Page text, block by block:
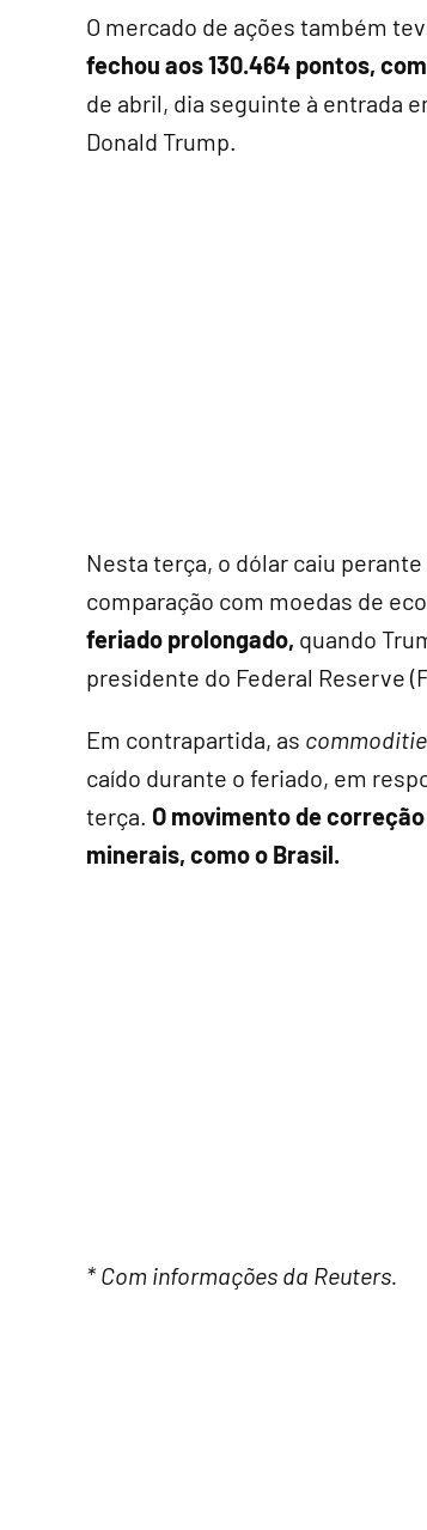
O mercado de ações também
fechou aos 130.464 pontos,
de abril, dia seguinte à entrada
Donald Trump.
Nesta terça, o dólar caiu
comparação com moedas de
feriado prolongado, quando
presidente do Federal Reserve
Em contrapartida, as
caído durante o feriado, em
terça. O movimento de
minerais, como o Brasil.
* Com informações da Reuters.